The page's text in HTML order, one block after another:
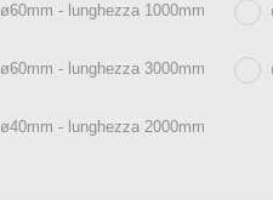
ø60mm - lunghezza 1000mm
ø60mm - lunghezza 3000mm
ø40mm - lunghezza 2000mm